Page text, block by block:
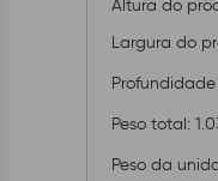
Altura do
Largura do
Peso total:
Peso da